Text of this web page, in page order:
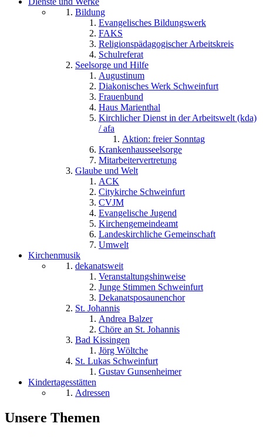
Bildung
Evangelisches Bildungswerk
FAKS
Religionspädagogischer Arbeitskreis
Schulreferat
Seelsorge und Hilfe
Augustinum
Diakonisches Werk Schweinfurt
Frauenbund
Haus Marienthal
Kirchlicher Dienst in der Arbeitswelt (kda)
/ afa
Aktion: freier Sonntag
Krankenhausseelsorge
Mitarbeitervertretung
Glaube und Welt
ACK
Citykirche Schweinfurt
CVJM
Evangelische Jugend
Kirchengemeindeamt
Landeskirchliche Gemeinschaft
Umwelt
Kirchenmusik
dekanatsweit
Veranstaltungshinweise
Junge Stimmen Schweinfurt
Dekanatsposaunenchor
St. Johannis
Andrea Balzer
Chöre an St. Johannis
Bad Kissingen
Jörg Wöltche
St. Lukas Schweinfurt
Gustav Gunsenheimer
Kindertagesstätten
Adressen
Unsere Themen